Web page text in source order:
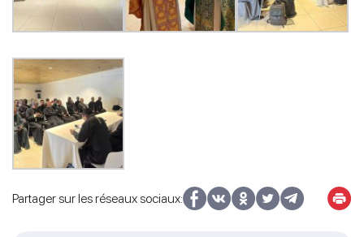
Partager sur les réseaux sociaux: